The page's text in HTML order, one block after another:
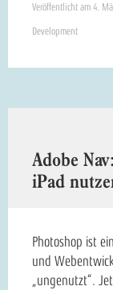
Veröffentlicht am 4.
Development
Adobe
iPad
Photoshop ist
und
„ungenutzt“.